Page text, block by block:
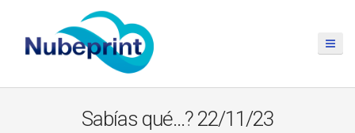
Sabías qué…? 22/11/23